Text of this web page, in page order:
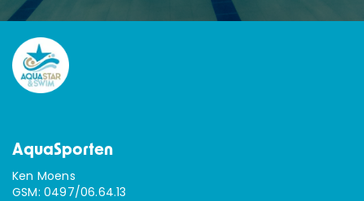
AquaSporten
Ken Moens
GSM: 0497/06.64.13